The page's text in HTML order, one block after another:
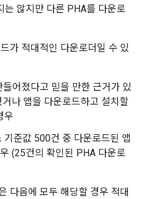
는 않지만 다른 PHA를 다운로
가 적대적인 다운로더일 수 있
어졌다고 믿을 만한 근거가 있
나 앱을 다운로드하고 설치할
우
기준값 500건 중 다운로드된 앱
(25건의 확인된 PHA 다운로
다음에 모두 해당할 경우 적대